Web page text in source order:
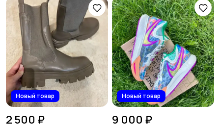
Новый товар
2 500 ₽
Новый товар
9 000 ₽